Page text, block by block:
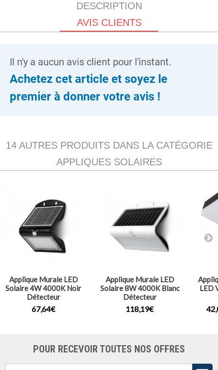
DESCRIPTION
AVIS CLIENTS
Il n'y a aucun avis client pour l'instant.
Achetez cet article et soyez le
premier à donner votre avis !
14 AUTRES PRODUITS DANS LA CATÉGORIE
APPLIQUES SOLAIRES
Applique Murale LED
Solaire 4W 4000K Noir
Détecteur
67,64€
Applique Murale LED
Solaire 8W 4000K Blanc
Détecteur
118,19€
LED
POUR RECEVOIR TOUTES NOS OFFRES